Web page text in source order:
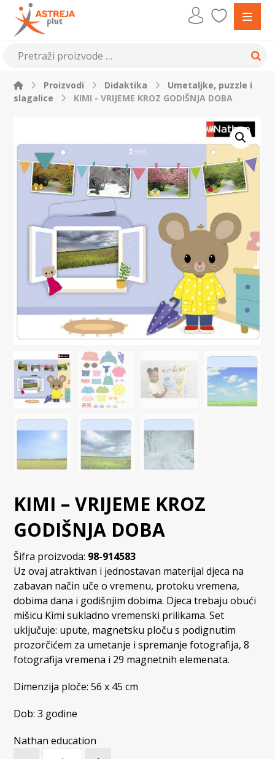
Proizvodi Didaktika
Umetaljke, puzzle i
slagalice
KIMI - VRIJEME KROZ GODIŠNJA DOBA
KIMI – VRIJEME KROZ
GODIŠNJA DOBA
Šifra proizvoda: 98-914583
Uz ovaj atraktivan i jednostavan materijal djeca na
zabavan način uče o vremenu, protoku vremena,
dobima dana i godišnjim dobima. Djeca trebaju obući
mišicu Kimi sukladno vremenski prilikama. Set
uključuje: upute, magnetsku ploču s podignutim
prozorčićem za umetanje i spremanje fotografija, 8
fotografija vremena i 29 magnetnih elemenata.
Dimenzija ploče:56 x 45 cm
Dob: 3 godine
Nathan education